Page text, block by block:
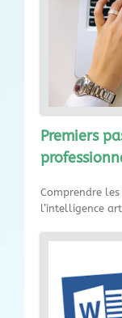
Premiers
Comprendre
l’intelligence